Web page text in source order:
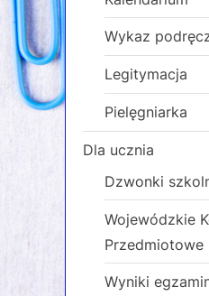
Wykaz
Legitymacja
Pielęgniarka
Dla ucznia
Dzwonki
Wojewódzkie
Przedmiotowe
Wyniki